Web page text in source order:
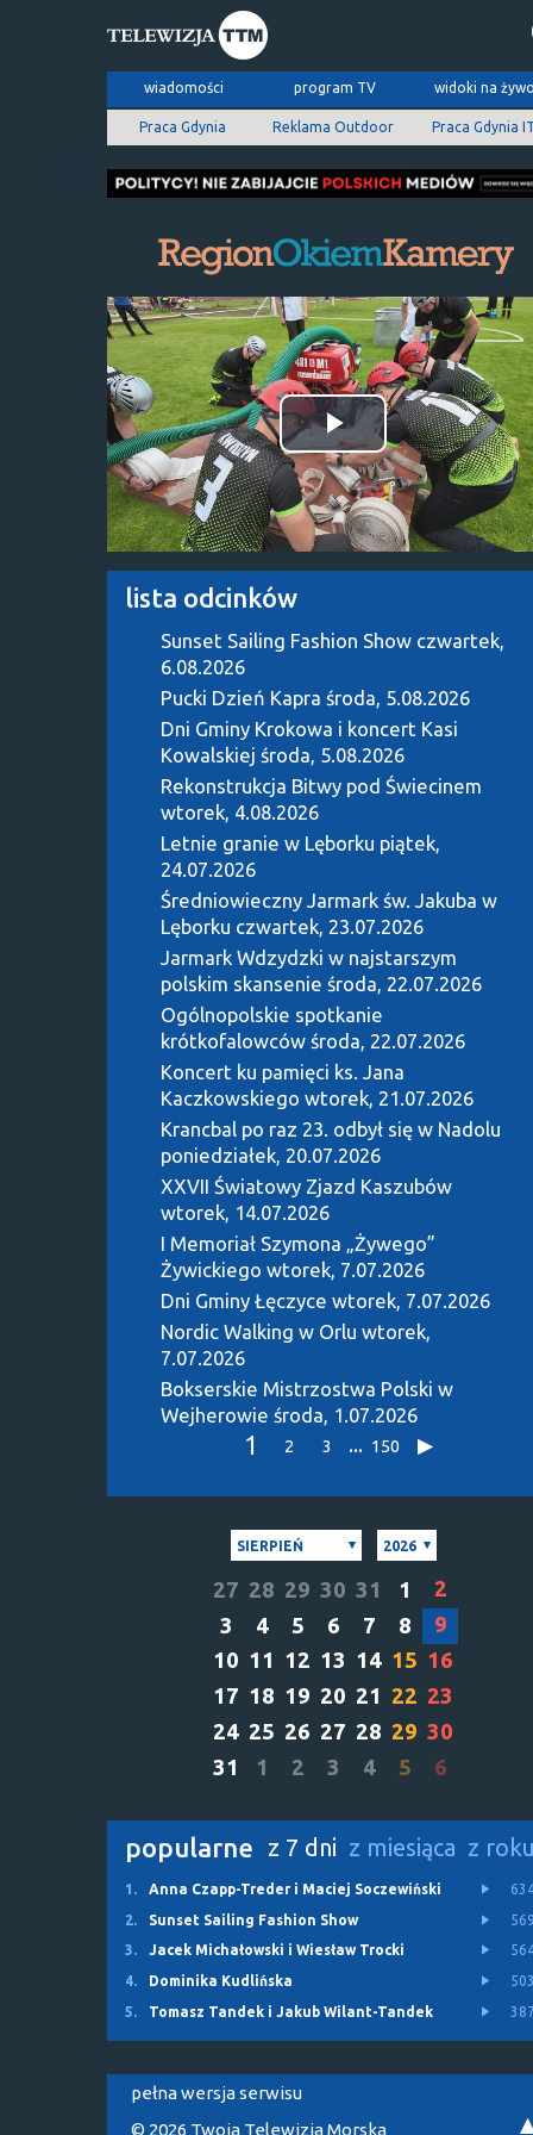
wiadomości program TV widoki na
Praca Gdynia Reklama Outdoor Praca Gdynia
Odtwórz
wideo
lista odcinków
Sunset Sailing Fashion Show czwartek,
6.08.2026
Pucki Dzień Kapra środa, 5.08.2026
Dni Gminy Krokowa i koncert Kasi
Kowalskiej środa, 5.08.2026
Rekonstrukcja Bitwy pod Świecinem
wtorek, 4.08.2026
Letnie granie w Lęborku piątek,
24.07.2026
Średniowieczny Jarmark św. Jakuba w
Lęborku czwartek, 23.07.2026
Jarmark Wdzydzki w najstarszym
polskim skansenie środa, 22.07.2026
Ogólnopolskie spotkanie
krótkofalowców środa, 22.07.2026
Koncert ku pamięci ks. Jana
Kaczkowskiego wtorek, 21.07.2026
Krancbal po raz 23. odbył się w Nadolu
poniedziałek, 20.07.2026
XXVII Światowy Zjazd Kaszubów
wtorek, 14.07.2026
I Memoriał Szymona „Żywego”
Żywickiego wtorek, 7.07.2026
Dni Gminy Łęczyce wtorek, 7.07.2026
Nordic Walking w Orlu wtorek,
7.07.2026
Bokserskie Mistrzostwa Polski w
Wejherowie środa, 1.07.2026
1 2 3 ... 150
SIERPIEŃ 2026
27 28 29 30 31 1
2
3
4 5 6 7 8
9
10 11 12 13 14 15 16
17 18 19 20 21 22 23
24 25 26 27 28 29 30
31
1 2 3 4 5 6
popularne z 7 dni z miesiąca z
1. Anna Czapp-Treder i Maciej Soczewiński
2.
Sunset Sailing Fashion Show
3.
Jacek Michałowski i Wiesław Trocki
4.
Dominika Kudlińska
5.
Tomasz Tandek i Jakub Wilant-Tandek
pełna wersja serwisu
© 2026 Twoja Telewizja Morska